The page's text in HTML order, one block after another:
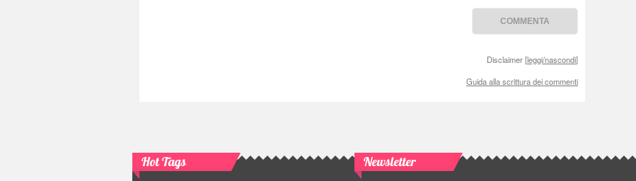
Disclaimer [leggi/nascondi]
Guida alla scrittura dei commenti
Hot Tags Newsletter